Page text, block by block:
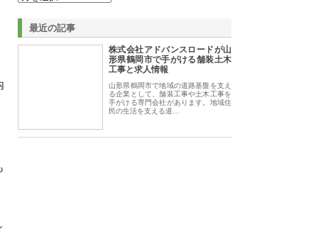
最近の記事
株式会社アドバンスロードが山
形県鶴岡市で手がける舗装土木
工事と求人情報
山形県鶴岡市で地域の道路基盤を支え
る企業として、舗装工事や土木工事を
手がける専門会社があります。地域住
民の生活を支える道…